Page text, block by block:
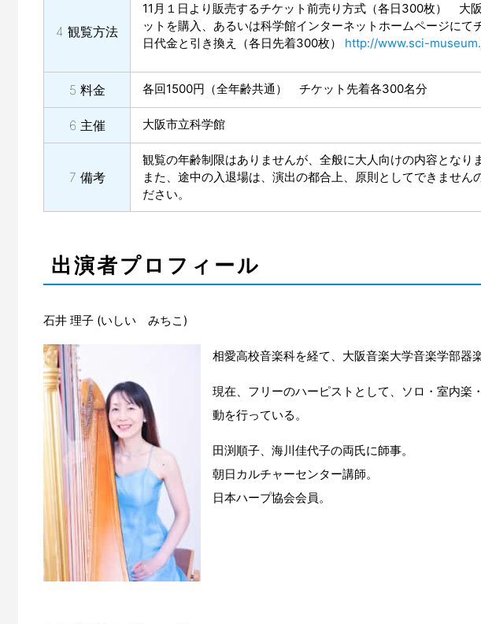
4 観覧方法
11月１日より販売するチケット前売り方式（各日300枚） 大
ットを購入、あるいは科学館インターネットホームページにて
日代金と引き換え（各日先着300枚） http://www.sci-
5 料金 各回1500円（全年齢共通） チケット先着各300名分
6 主催 大阪市立科学館
7 備考
観覧の年齢制限はありませんが、全般に大人向けの内容となりま
また、途中の入退場は、演出の都合上、原則としてできません
ださい。
出演者プロフィール
石井 理子 (いしい みちこ)
相愛高校音楽科を経て、大阪音楽大学音楽学部器
現在、フリーのハーピストとして、ソロ・室内楽
動を行っている。
田渕順子、海川佳代子の両氏に師事。
朝日カルチャーセンター講師。
日本ハープ協会会員。